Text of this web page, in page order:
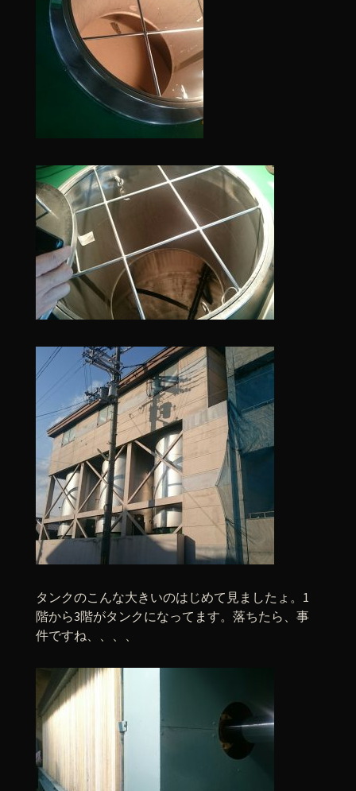
タンクのこんな大きいのはじめて見ましたょ。1
階から3階がタンクになってます。落ちたら、事
件ですね、、、、